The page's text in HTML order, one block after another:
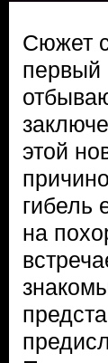
Сюжет
первый
этой
гибель
на